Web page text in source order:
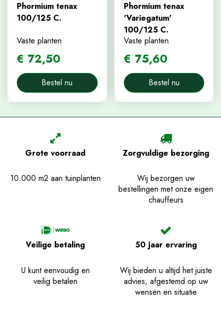
Phormium tenax
100/125 C.
Vaste planten
€ 72,50
Bestel nu
Phormium tenax
'Variegatum'
100/125 C.
Vaste planten
€ 75,60
Bestel nu
Grote voorraad
10.000 m2 aan tuinplanten
Zorgvuldige bezorging
Wij bezorgen uw
bestellingen met onze eigen
chauffeurs
Veilige betaling
U kunt eenvoudig en
veilig betalen
50 jaar ervaring
Wij bieden u altijd het juiste
advies, afgestemd op uw
wensen en situatie